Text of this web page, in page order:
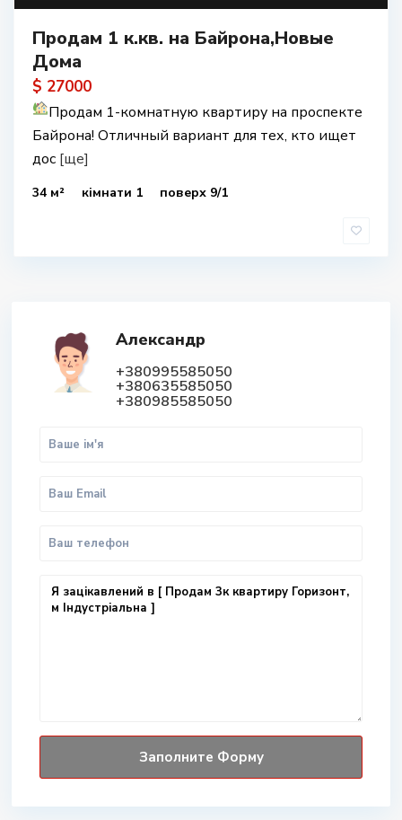
Продам 1 к.кв. на Байрона,Новые
Дома
$ 27000
Продам 1-комнатную квартиру на проспекте
Байрона! Отличный вариант для тех, кто ищет
дос [ще]
34 м² кімнати 1 поверх 9/1
Александр
+380995585050
+380635585050
+380985585050